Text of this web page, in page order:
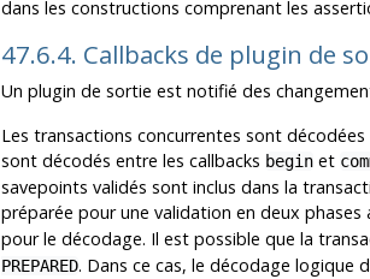
dans les constructions comprenant les
47.6.4. Callbacks de plugin de
Un plugin de sortie est notifié des
Les transactions concurrentes sont
sont décodés entre les callbacks begin et
savepoints validés sont inclus dans la
préparée pour une validation en deux phases
pour le décodage. Il est possible que la
PREPARED. Dans ce cas, le décodage logique